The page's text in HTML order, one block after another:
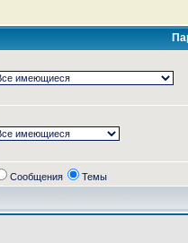
Сообщения Темы